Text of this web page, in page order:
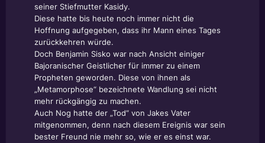
seiner Stiefmutter Kasidy.
Diese hatte bis heute noch immer nicht die
Hoffnung aufgegeben, dass ihr Mann eines Tages
zurückkehren würde.
Doch Benjamin Sisko war nach Ansicht einiger
Bajoranischer Geistlicher für immer zu einem
Propheten geworden. Diese von ihnen als
„Metamorphose“ bezeichnete Wandlung sei nicht
mehr rückgängig zu machen.
Auch Nog hatte der „Tod“ von Jakes Vater
mitgenommen, denn nach diesem Ereignis war sein
bester Freund nie mehr so, wie er es einst war.